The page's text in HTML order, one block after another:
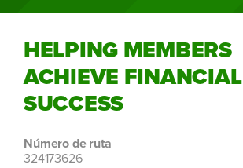
HELPING MEMBERS
ACHIEVE FINANCIAL
SUCCESS
Número de ruta
324173626